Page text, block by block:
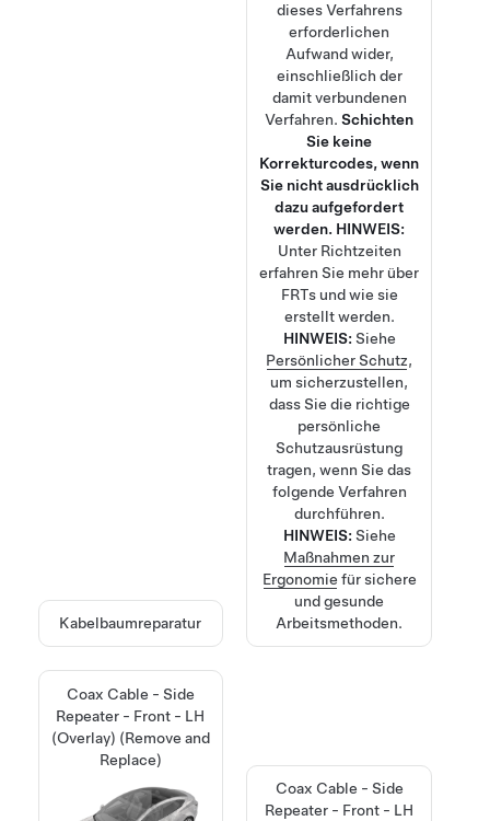
Kabelbaumreparatur
dieses Verfahrens
erforderlichen
Aufwand wider,
einschließlich der
damit verbundenen
Verfahren.Schichten
Sie keine
Korrekturcodes, wenn
Sie nicht ausdrücklich
dazu aufgefordert
werden. HINWEIS:
Unter Richtzeiten
erfahren Sie mehr über
FRTs und wie sie
erstellt werden.
HINWEIS: Siehe
Persönlicher Schutz,
um sicherzustellen,
dass Sie die richtige
persönliche
Schutzausrüstung
tragen, wenn Sie das
folgende Verfahren
durchführen.
HINWEIS: Siehe
Maßnahmen zur
Ergonomie für sichere
und gesunde
Arbeitsmethoden.
Coax Cable - Side
Repeater - Front - LH
(Overlay) (Remove and
Replace)
Coax Cable - Side
Repeater - Front - LH